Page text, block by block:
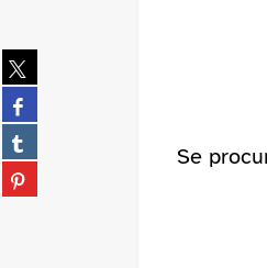
Partager
sur
twitter
(Nouvelle
fenêtre)
Partager
sur
facebook
(Nouvelle
fenêtre)
Partager
sur
tumblr
Partager
sur
Se